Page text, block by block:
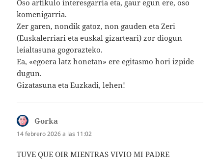
Oso artikulo interesgarria eta, gaur egun ere, oso
komenigarria.
Zer garen, nondik gatoz, non gauden eta Zeri
(Euskalerriari eta euskal gizarteari) zor diogun
leialtasuna gogorazteko.
Ea, «egoera latz honetan» ere egitasmo hori izpide
dugun.
Gizatasuna eta Euzkadi, lehen!
Gorka
14 febrero 2026 a las 11:02
TUVE QUE OIR MIENTRAS VIVIO MI PADRE